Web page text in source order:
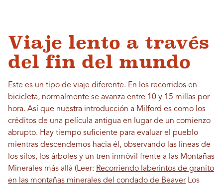
Viaje lento a través
del fin del mundo
Este es un tipo de viaje diferente. En los recorridos en
bicicleta, normalmente se avanza entre 10 y 15 millas por
hora. Así que nuestra introducción a Milford es como los
créditos de una película antigua en lugar de un comienzo
abrupto. Hay tiempo suficiente para evaluar el pueblo
mientras descendemos hacia él, observando las líneas de
los silos, los árboles y un tren inmóvil frente a las Montañas
Minerales más allá (Leer: Recorriendo laberintos de granito
en las montañas minerales del condado de BeaverLos